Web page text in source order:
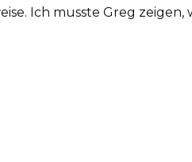
Ich musste Greg zeigen,